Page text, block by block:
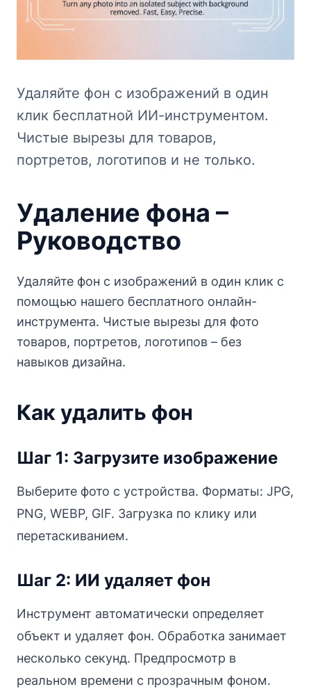
Удаляйте фон с изображений в один
клик бесплатной ИИ-инструментом.
Чистые вырезы для товаров,
портретов, логотипов и не только.
Удаление фона –
Руководство
Удаляйте фон с изображений в один клик с
помощью нашего бесплатного онлайн-
инструмента. Чистые вырезы для фото
товаров, портретов, логотипов – без
навыков дизайна.
Как удалить фон
Шаг 1: Загрузите изображение
Выберите фото с устройства. Форматы: JPG,
PNG, WEBP, GIF. Загрузка по клику или
перетаскиванием.
Шаг 2: ИИ удаляет фон
Инструмент автоматически определяет
объект и удаляет фон. Обработка занимает
несколько секунд. Предпросмотр в
реальном времени с прозрачным фоном.